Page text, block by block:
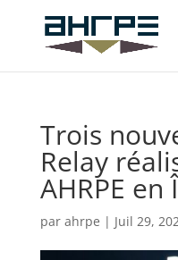
Trois
Relay
AHRPE en
par ahrpe | Juil 29,